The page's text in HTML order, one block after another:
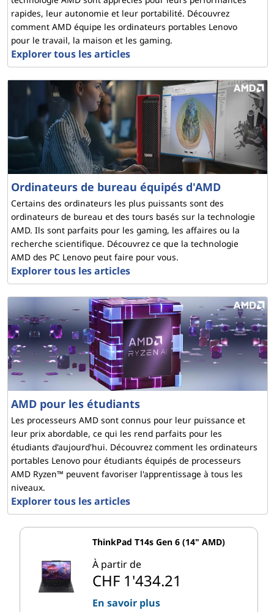
rapides, leur autonomie et leur portabilité. Découvrez
comment AMD équipe les ordinateurs portables Lenovo
pour le travail, la maison et les gaming.
Explorer tous les articles
Ordinateurs de bureau équipés d'AMD
Certains des ordinateurs les plus puissants sont des
ordinateurs de bureau et des tours basés sur la technologie
AMD. Ils sont parfaits pour les gaming, les affaires ou la
recherche scientifique. Découvrez ce que la technologie
AMD des PC Lenovo peut faire pour vous.
Explorer tous les articles
AMD pour les étudiants
Les processeurs AMD sont connus pour leur puissance et
leur prix abordable, ce qui les rend parfaits pour les
étudiants d'aujourd'hui. Découvrez comment les ordinateurs
portables Lenovo pour étudiants équipés de processeurs
AMD Ryzen™ peuvent favoriser l'apprentissage à tous les
niveaux.
Explorer tous les articles
ThinkPad T14s Gen 6 (14" AMD)
À partir de
CHF 1'434.21
En savoir plus